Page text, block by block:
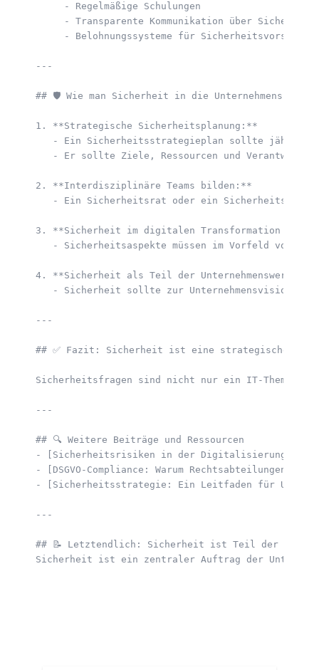
     - Regelmäßige Schulungen
- Transparente Kommunikation über
- Belohnungssysteme für
---
## 🛡️ Wie man Sicherheit in die
1. **Strategische Sicherheitsplanung:**
- Ein Sicherheitsstrategieplan sollte
- Er sollte Ziele, Ressourcen und
2. **Interdisziplinäre Teams bilden:**
- Ein Sicherheitsrat oder ein
3. **Sicherheit im digitalen Transformation
- Sicherheitsaspekte müssen im Vorfeld von
4. **Sicherheit als Teil der Unternehmenswerte:**
- Sicherheit sollte zur Unternehmensvision
---
## ✅ Fazit: Sicherheit ist eine strategische
Sicherheitsfragen sind nicht nur ein IT-Thema,
---
## 🔍 Weitere Beiträge und Ressourcen
- [Sicherheitsrisiken in der Digitalisierung: Wie
- [DSGVO-Compliance: Warum Rechtsabteilungen
- [Sicherheitsstrategie: Ein Leitfaden für
---
## 📝 Letztendlich: Sicherheit ist Teil der